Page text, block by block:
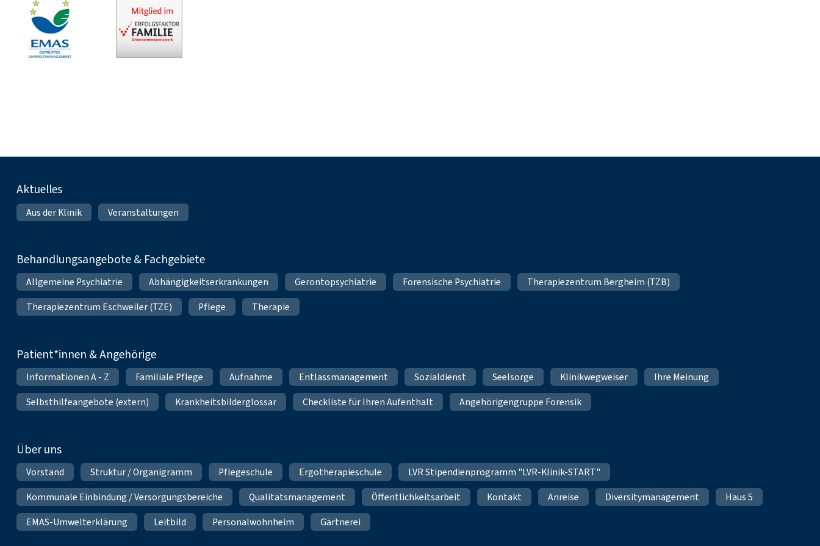
Fußnavigation
Aktuelles
Aus der Klinik Veranstaltungen
Behandlungsangebote & Fachgebiete
Allgemeine Psychiatrie Abhängigkeitserkrankungen Gerontopsychiatrie Forensische Psychiatrie
Therapiezentrum Bergheim (TZB)
Therapiezentrum Eschweiler (TZE)
Pflege Therapie
Patient*innen & Angehörige
Informationen A - Z Familiale Pflege Aufnahme Entlassmanagement Sozialdienst Seelsorge Klinikwegweiser
Ihre Meinung
Selbsthilfeangebote (extern)
Krankheitsbilderglossar Checkliste für Ihren Aufenthalt Angehörigengruppe Forensik
Über uns
Vorstand Struktur / Organigramm Pflegeschule Ergotherapieschule
LVR Stipendienprogramm "LVR-Klinik-START"
Kommunale Einbindung / Versorgungsbereiche
Qualitätsmanagement Öffentlichkeitsarbeit Kontakt Anreise Diversitymanagement
Haus 5
EMAS-Umwelterklärung
Leitbild Personalwohnheim Gärtnerei